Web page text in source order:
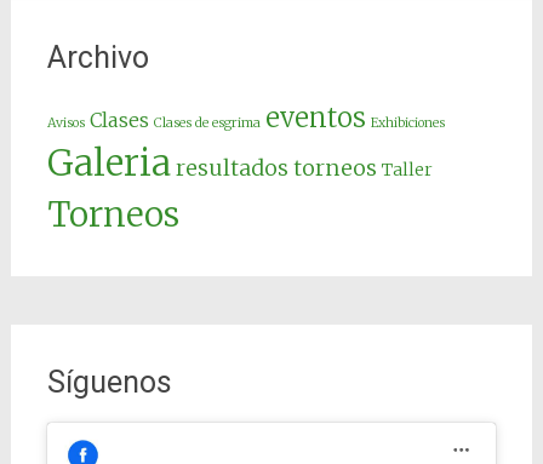
Archivo
Avisos Clases Clases de esgrima eventos Exhibiciones
Galeriaresultados torneos Taller
Torneos
Síguenos